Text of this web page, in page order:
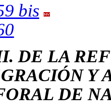
bis
DE LA
Y
DE